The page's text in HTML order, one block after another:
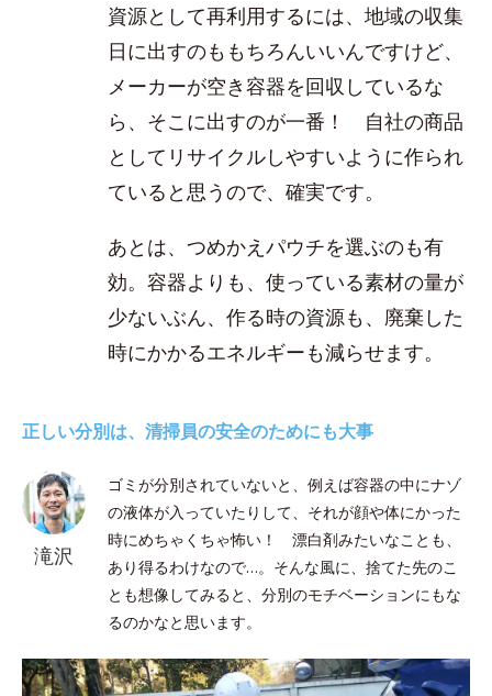
資源として再利用するには、地域の収集
日に出すのももちろんいいんですけど、
メーカーが空き容器を回収しているな
ら、そこに出すのが一番！ 自社の商品
としてリサイクルしやすいように作られ
ていると思うので、確実です。
あとは、つめかえパウチを選ぶのも有
効。容器よりも、使っている素材の量が
少ないぶん、作る時の資源も、廃棄した
時にかかるエネルギーも減らせます。
正しい分別は、清掃員の安全のためにも大事
滝沢
ゴミが分別されていないと、例えば容器の中にナゾ
の液体が入っていたりして、それが顔や体にかった
時にめちゃくちゃ怖い！ 漂白剤みたいなことも、
あり得るわけなので…。そんな風に、捨てた先のこ
とも想像してみると、分別のモチベーションにもな
るのかなと思います。